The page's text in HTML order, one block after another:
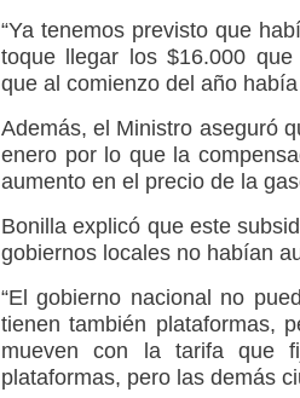
“Ya tenemos previsto que
toque llegar los $16.000
que al comienzo del año
Además, el Ministro aseguró
enero por lo que la
aumento en el precio de la
Bonilla explicó que este
gobiernos locales no habían
“El gobierno nacional no
tienen también plataformas,
mueven con la tarifa que
plataformas, pero las demás